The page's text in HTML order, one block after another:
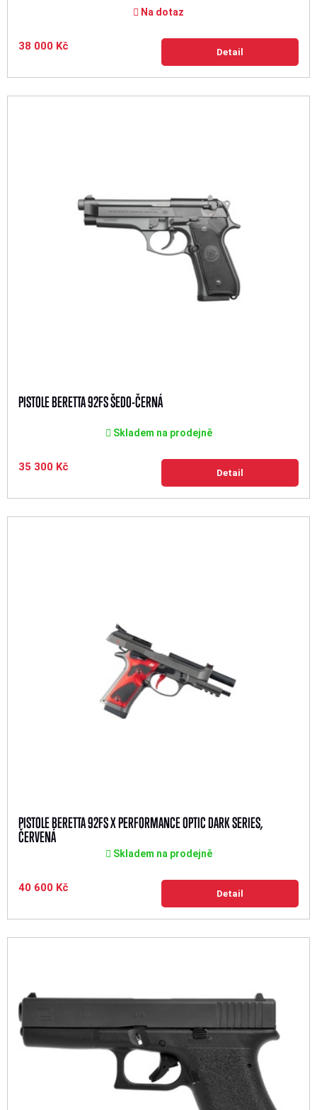
Na dotaz
38 000 Kč Detail
PISTOLE BERETTA 92FS ŠEDO-ČERNÁ
Skladem na prodejně
35 300 Kč Detail
PISTOLE BERETTA 92FS X PERFORMANCE OPTIC DARK SERIES,
ČERVENÁ
Skladem na prodejně
40 600 Kč Detail